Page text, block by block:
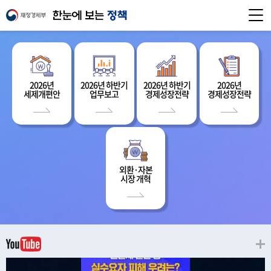
2026년
세제개편안
2026년 하반기
업무보고
2026년 하반기
경제성장전략
2026년
경제성장전략
외환·자본
시장 개혁